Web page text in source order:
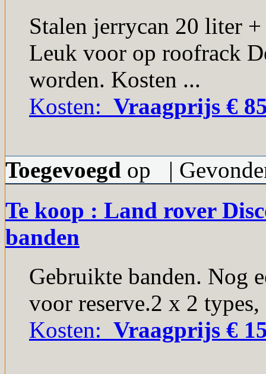
Stalen jerrycan 20 liter
Leuk voor op roofrack
worden. Kosten ...
Kosten: Vraagprijs €
Toegevoegd op |
Te koop : Land rover
banden
Gebruikte banden. Nog
voor reserve.2 x 2
Kosten: Vraagprijs €